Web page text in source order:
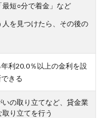
短○分で着金」など
を見つけたら、その後の
利20.0％以上の金利を設
きる
の取り立てなど、貸金業
り立てを行う